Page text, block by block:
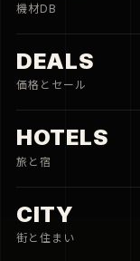
機材DB
DEALS
価格とセール
HOTELS
旅と宿
CITY
街と住まい